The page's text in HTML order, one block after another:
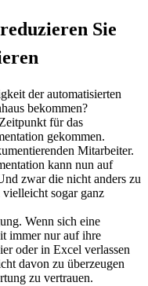
Sie
der automatisierten
bekommen?
für das
gekommen.
Mitarbeiter.
kann nun auf
zwar die nicht anders zu
sogar ganz
Wenn sich eine
immer nur auf ihre
oder in Excel verlassen
davon zu überzeugen
zu vertrauen.